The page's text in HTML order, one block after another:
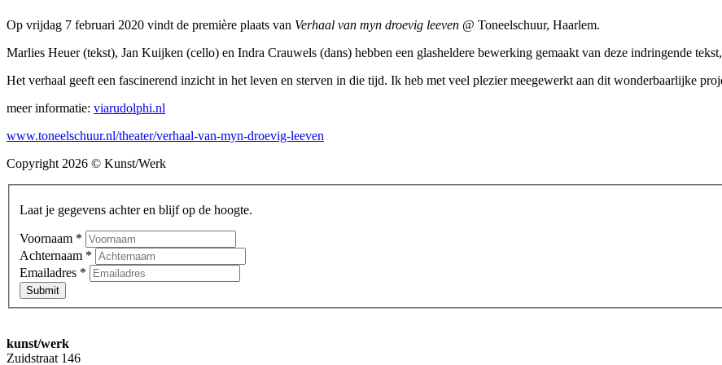
Op vrijdag 7 februari 2020 vindt de première plaats van Verhaal van myn droevig leeven @ Toneelschuur, Haarlem.
Marlies Heuer (tekst), Jan Kuijken (cello) en Indra Crauwels (dans) hebben een glasheldere bewerking gemaakt van deze indringende
Het verhaal geeft een fascinerend inzicht in het leven en sterven in die tijd. Ik heb met veel plezier meegewerkt aan dit wonderbaarlijke
meer informatie: viarudolphi.nl
www.toneelschuur.nl/theater/verhaal-van-myn-droevig-leeven
Copyright 2026 © Kunst/Werk
Laat je gegevens achter en blijf op de hoogte.
Voornaam *
Achternaam *
Emailadres *
Submit
kunst/werk
Zuidstraat 146